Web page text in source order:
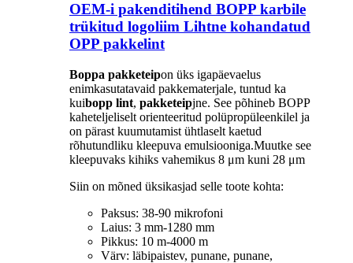
OEM-i pakenditihend BOPP karbile
trükitud logoliim Lihtne kohandatud
OPP pakkelint
Boppa pakketeipon üks igapäevaelus
enimkasutatavaid pakkematerjale, tuntud ka
kuibopp lint, pakketeipjne. See põhineb BOPP
kaheteljeliselt orienteeritud polüpropüleenkilel ja
on pärast kuumutamist ühtlaselt kaetud
rõhutundliku kleepuva emulsiooniga.Muutke see
kleepuvaks kihiks vahemikus 8 μm kuni 28 μm
Siin on mõned üksikasjad selle toote kohta:
Paksus: 38-90 mikrofoni
Laius: 3 mm-1280 mm
Pikkus: 10 m-4000 m
Värv: läbipaistev, punane, punane,